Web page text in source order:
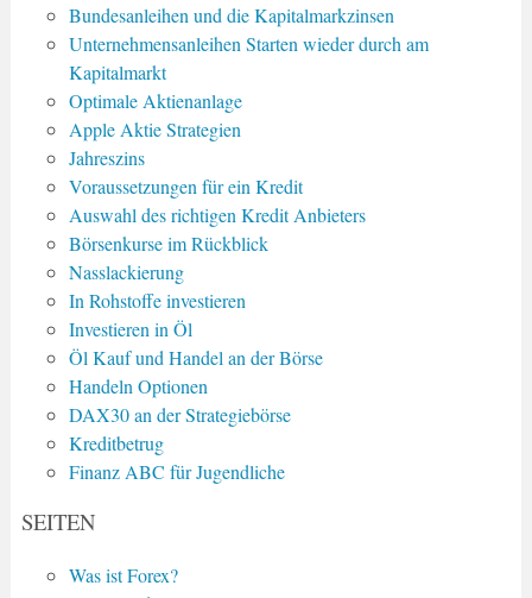
Bundesanleihen und die Kapitalmarkzinsen
Unternehmensanleihen Starten wieder durch am
Kapitalmarkt
Optimale Aktienanlage
Apple Aktie Strategien
Jahreszins
Voraussetzungen für ein Kredit
Auswahl des richtigen Kredit Anbieters
Börsenkurse im Rückblick
Nasslackierung
In Rohstoffe investieren
Investieren in Öl
Öl Kauf und Handel an der Börse
Handeln Optionen
DAX30 an der Strategiebörse
Kreditbetrug
Finanz ABC für Jugendliche
SEITEN
Was ist Forex?